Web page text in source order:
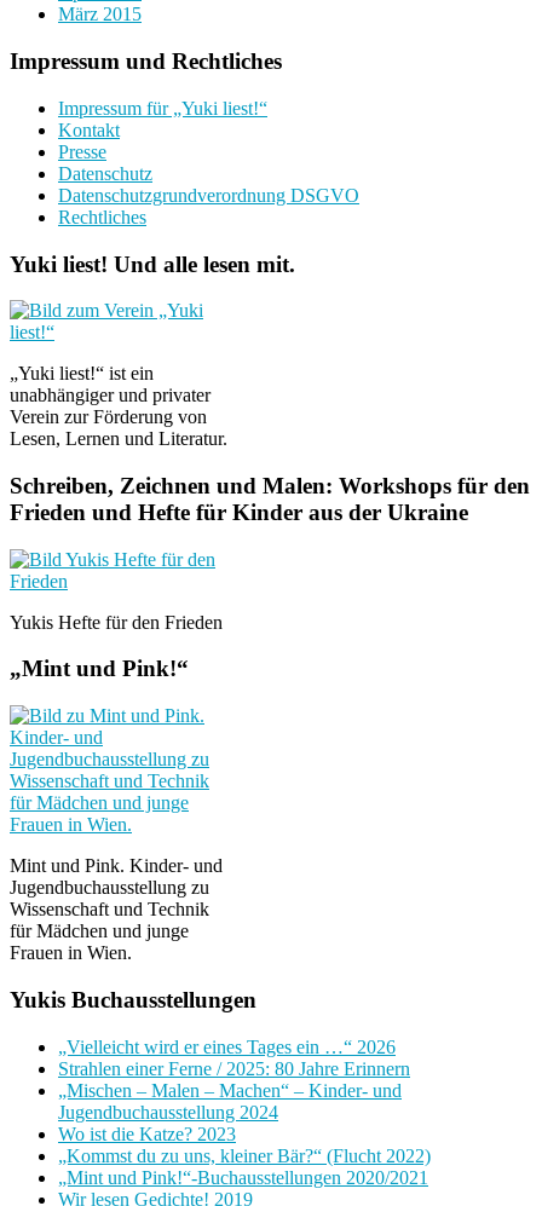
März 2015
Impressum und Rechtliches
Impressum für „Yuki liest!“
Kontakt
Presse
Datenschutz
Datenschutzgrundverordnung DSGVO
Rechtliches
Yuki liest! Und alle lesen mit.
„Yuki liest!“ ist ein
unabhängiger und privater
Verein zur Förderung von
Lesen, Lernen und Literatur.
Schreiben, Zeichnen und Malen: Workshops für den
Frieden und Hefte für Kinder aus der Ukraine
Yukis Hefte für den Frieden
„Mint und Pink!“
Mint und Pink. Kinder- und
Jugendbuchausstellung zu
Wissenschaft und Technik
für Mädchen und junge
Frauen in Wien.
Yukis Buchausstellungen
„Vielleicht wird er eines Tages ein …“ 2026
Strahlen einer Ferne / 2025: 80 Jahre Erinnern
„Mischen – Malen – Machen“ – Kinder- und
Jugendbuchausstellung 2024
Wo ist die Katze? 2023
„Kommst du zu uns, kleiner Bär?“ (Flucht 2022)
„Mint und Pink!“-Buchausstellungen 2020/2021
Wir lesen Gedichte! 2019